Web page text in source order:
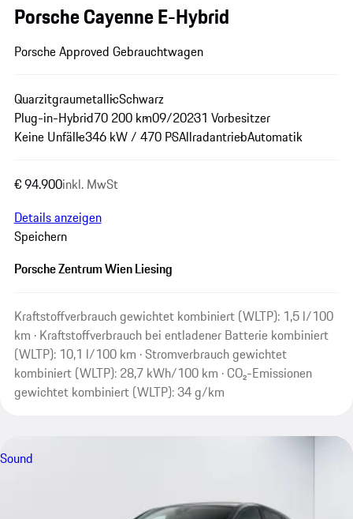
Porsche Cayenne E-Hybrid
Porsche Approved Gebrauchtwagen
QuarzitgraumetallicSchwarz
Plug-in-Hybrid70 200 km09/20231 Vorbesitzer
Keine Unfälle346 kW / 470 PSAllradantriebAutomatik
€ 94.900inkl. MwSt
Details anzeigen
Speichern
Porsche Zentrum Wien Liesing
Kraftstoffverbrauch gewichtet kombiniert (WLTP): 1,5 l/100
km · Kraftstoffverbrauch bei entladener Batterie kombiniert
(WLTP): 10,1 l/100 km · Stromverbrauch gewichtet
kombiniert (WLTP): 28,7 kWh/100 km · CO₂-Emissionen
gewichtet kombiniert (WLTP): 34 g/km
Sound